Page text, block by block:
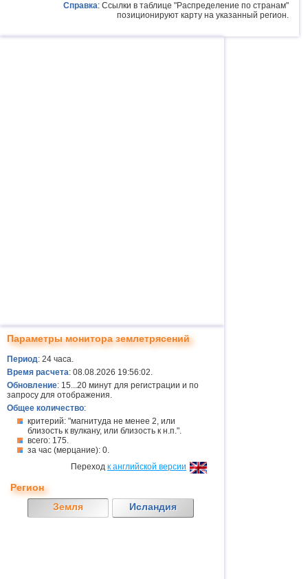
Справка: Ссылки в таблице "Распределение по странам"
позиционируют карту на указанный регион.
Параметры монитора землетрясений
Период: 24 часа.
Время расчета: 08.08.2026 19:56:02.
Обновление: 15...20 минут для регистрации и по
запросу для отображения.
Общее количество:
критерий: "магнитуда не менее 2, или
близость к вулкану, или близость к н.п.".
всего: 175.
за час (мерцание): 0.
Переход к английской версии
Регион
Земля
Исландия